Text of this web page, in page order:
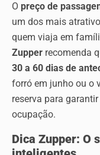
O preço de
um dos mais
quem viaja em
Zupper recomenda
30 a 60 dias de
forró em junho ou o
reserva para
ocupação.
Dica Zupper: O